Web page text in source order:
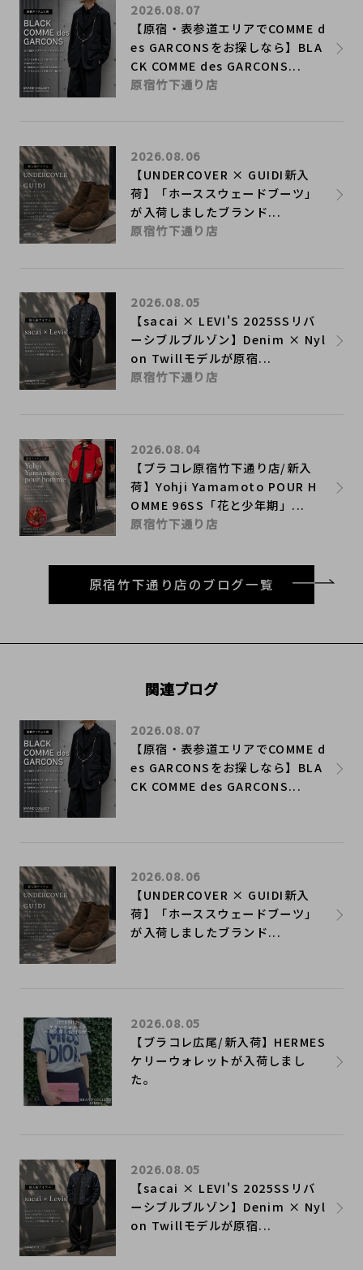
【原宿・表参道エリアでCOMME d
es GARCONSをお探しなら】BLA
CK COMME des GARCONS...
2026.08.07
原宿竹下通り店
【UNDERCOVER × GUIDI新入
荷】「ホーススウェードブーツ」
が入荷しましたブランド...
2026.08.06
原宿竹下通り店
【sacai × LEVI'S 2025SSリバ
ーシブルブルゾン】Denim × Nyl
on Twillモデルが原宿...
2026.08.05
原宿竹下通り店
【ブラコレ原宿竹下通り店/新入
荷】Yohji Yamamoto POUR H
OMME 96SS「花と少年期」...
2026.08.04
原宿竹下通り店
原宿竹下通り店のブログ一覧
関連ブログ
【原宿・表参道エリアでCOMME d
es GARCONSをお探しなら】BLA
CK COMME des GARCONS...
2026.08.07
【UNDERCOVER × GUIDI新入
荷】「ホーススウェードブーツ」
が入荷しましたブランド...
2026.08.06
【ブラコレ広尾/新入荷】HERMES
ケリーウォレットが入荷しまし
た。
2026.08.05
【sacai × LEVI'S 2025SSリバ
ーシブルブルゾン】Denim × Nyl
on Twillモデルが原宿...
2026.08.05